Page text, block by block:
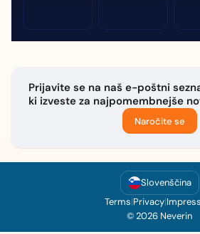
Prijavite se na naš e-poštni
ki izveste za najpomembnejše
Naročite se
Slovenščina
Terms|Privacy|
© 2026 Neverin